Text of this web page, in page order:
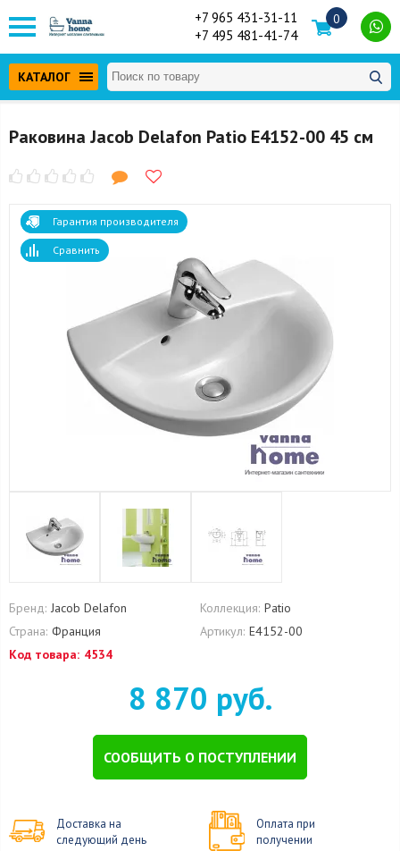
+7 965 431-31-11
+7 495 481-41-74
0
КАТАЛОГ
Раковина Jacob Delafon Patio E4152-00 45 см
Гарантия производителя
Сравнить
Бренд: Jacob Delafon Коллекция: Patio
Страна: Франция Артикул: E4152-00
Код товара: 4534
8 870 руб.
СООБЩИТЬ О ПОСТУПЛЕНИИ
Доставка на
следующий день
Оплата при
получении